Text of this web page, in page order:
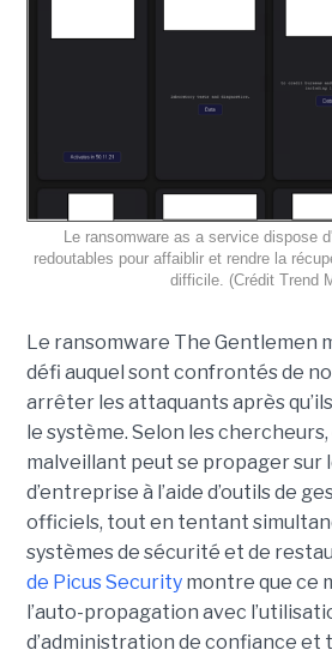
Le ransomware as a service dispose
redoutables pour affaiblir et rendre la
difficile. (Crédit Trend
Le ransomware The Gentlemen
défi auquel sont confrontés de
arrêter les attaquants après
le système. Selon les chercheurs,
malveillant peut se propager sur
d’entreprise à l’aide d’outils de
officiels, tout en tentant
systèmes de sécurité et de
de Picus Securitymontre que ce
l’auto-propagation avec
d’administration de confiance et